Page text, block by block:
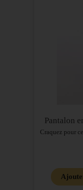
Pantalon
Craquez pour